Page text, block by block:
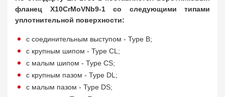
фланец X10CrMoVNb9-1 со следующими типами
уплотнительной поверхности:
с соединительным выступом - Type B;
с крупным шипом - Type CL;
с малым шипом - Type CS;
с крупным пазом - Type DL;
с малым пазом - Type DS;